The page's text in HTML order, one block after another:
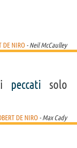
DE NIRO - Neil McCaulley
peccati solo
DE NIRO - Max Cady